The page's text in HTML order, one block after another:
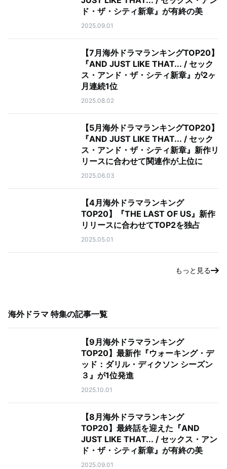
ド・ザ・シティ新章』が有終の美
2025.09.01
【7月海外ドラマランキングTOP20】
『AND JUST LIKE THAT... / セック
ス・アンド・ザ・シティ新章』が2ヶ
月連続1位
2025.08.02
【5月海外ドラマランキングTOP20】
『AND JUST LIKE THAT... / セック
ス・アンド・ザ・シティ新章』新作リ
リースに合わせて関連作が上位に
2025.06.03
【4月海外ドラマランキング
TOP20】『THE LAST OF US』新作
リリースに合わせてTOP2を独占
2025.05.01
もっと見る
海外ドラマ 特集の記事一覧
【9月海外ドラマランキング
TOP20】最新作『ウォーキング・デ
ッド：ダリル・ディクソン シーズン
３』が1位発進
2025.10.01
【8月海外ドラマランキング
TOP20】最終話を迎えた『AND
JUST LIKE THAT... / セックス・アン
ド・ザ・シティ新章』が有終の美
2025.09.01